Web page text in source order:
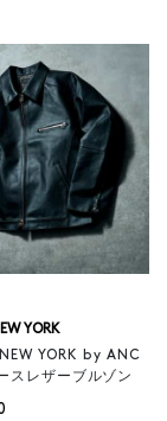
YORK
NEW YORK by ANC
スレザーブルゾン